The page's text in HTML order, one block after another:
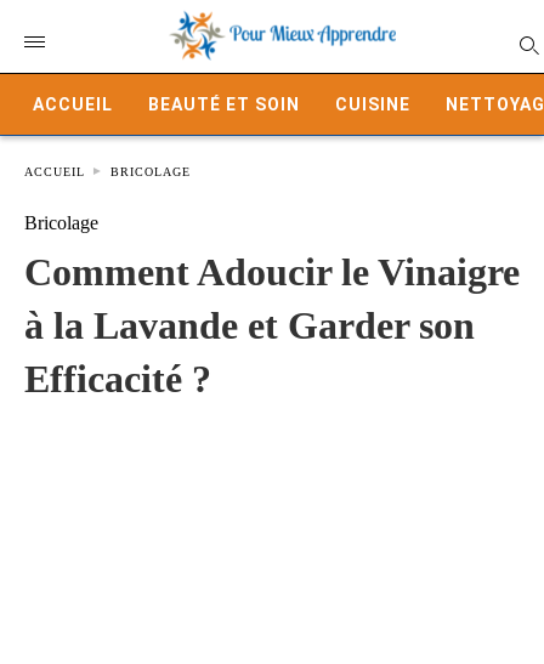
ACCUEIL BEAUTÉ ET SOIN CUISINE
ACCUEIL BRICOLAGE
Bricolage
Comment Adoucir le Vinaigre
à la Lavande et Garder son
Efficacité ?